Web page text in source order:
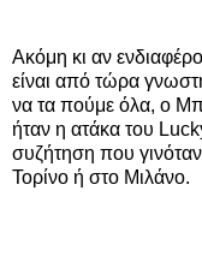
Ακόμη κι αν
είναι από τώρα
να τα πούμε όλα, ο
ήταν η ατάκα του
συζήτηση που γινόταν
Τορίνο ή στο Μιλάνο.